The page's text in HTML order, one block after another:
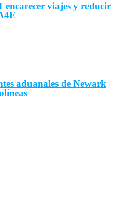
viajes y reducir
aduanales de Newark